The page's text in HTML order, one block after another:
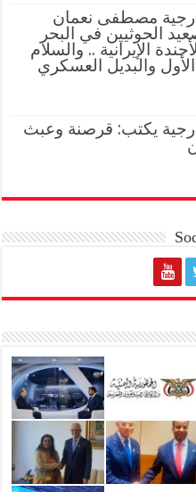
مصطفى نعمان
الحوثيين في البحر
الإيرانية .. والسلام
والبديل العسكري
يكتب: قرصنة وعبث